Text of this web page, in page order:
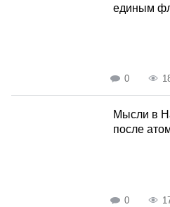
единым
0
Мысли в
после
0